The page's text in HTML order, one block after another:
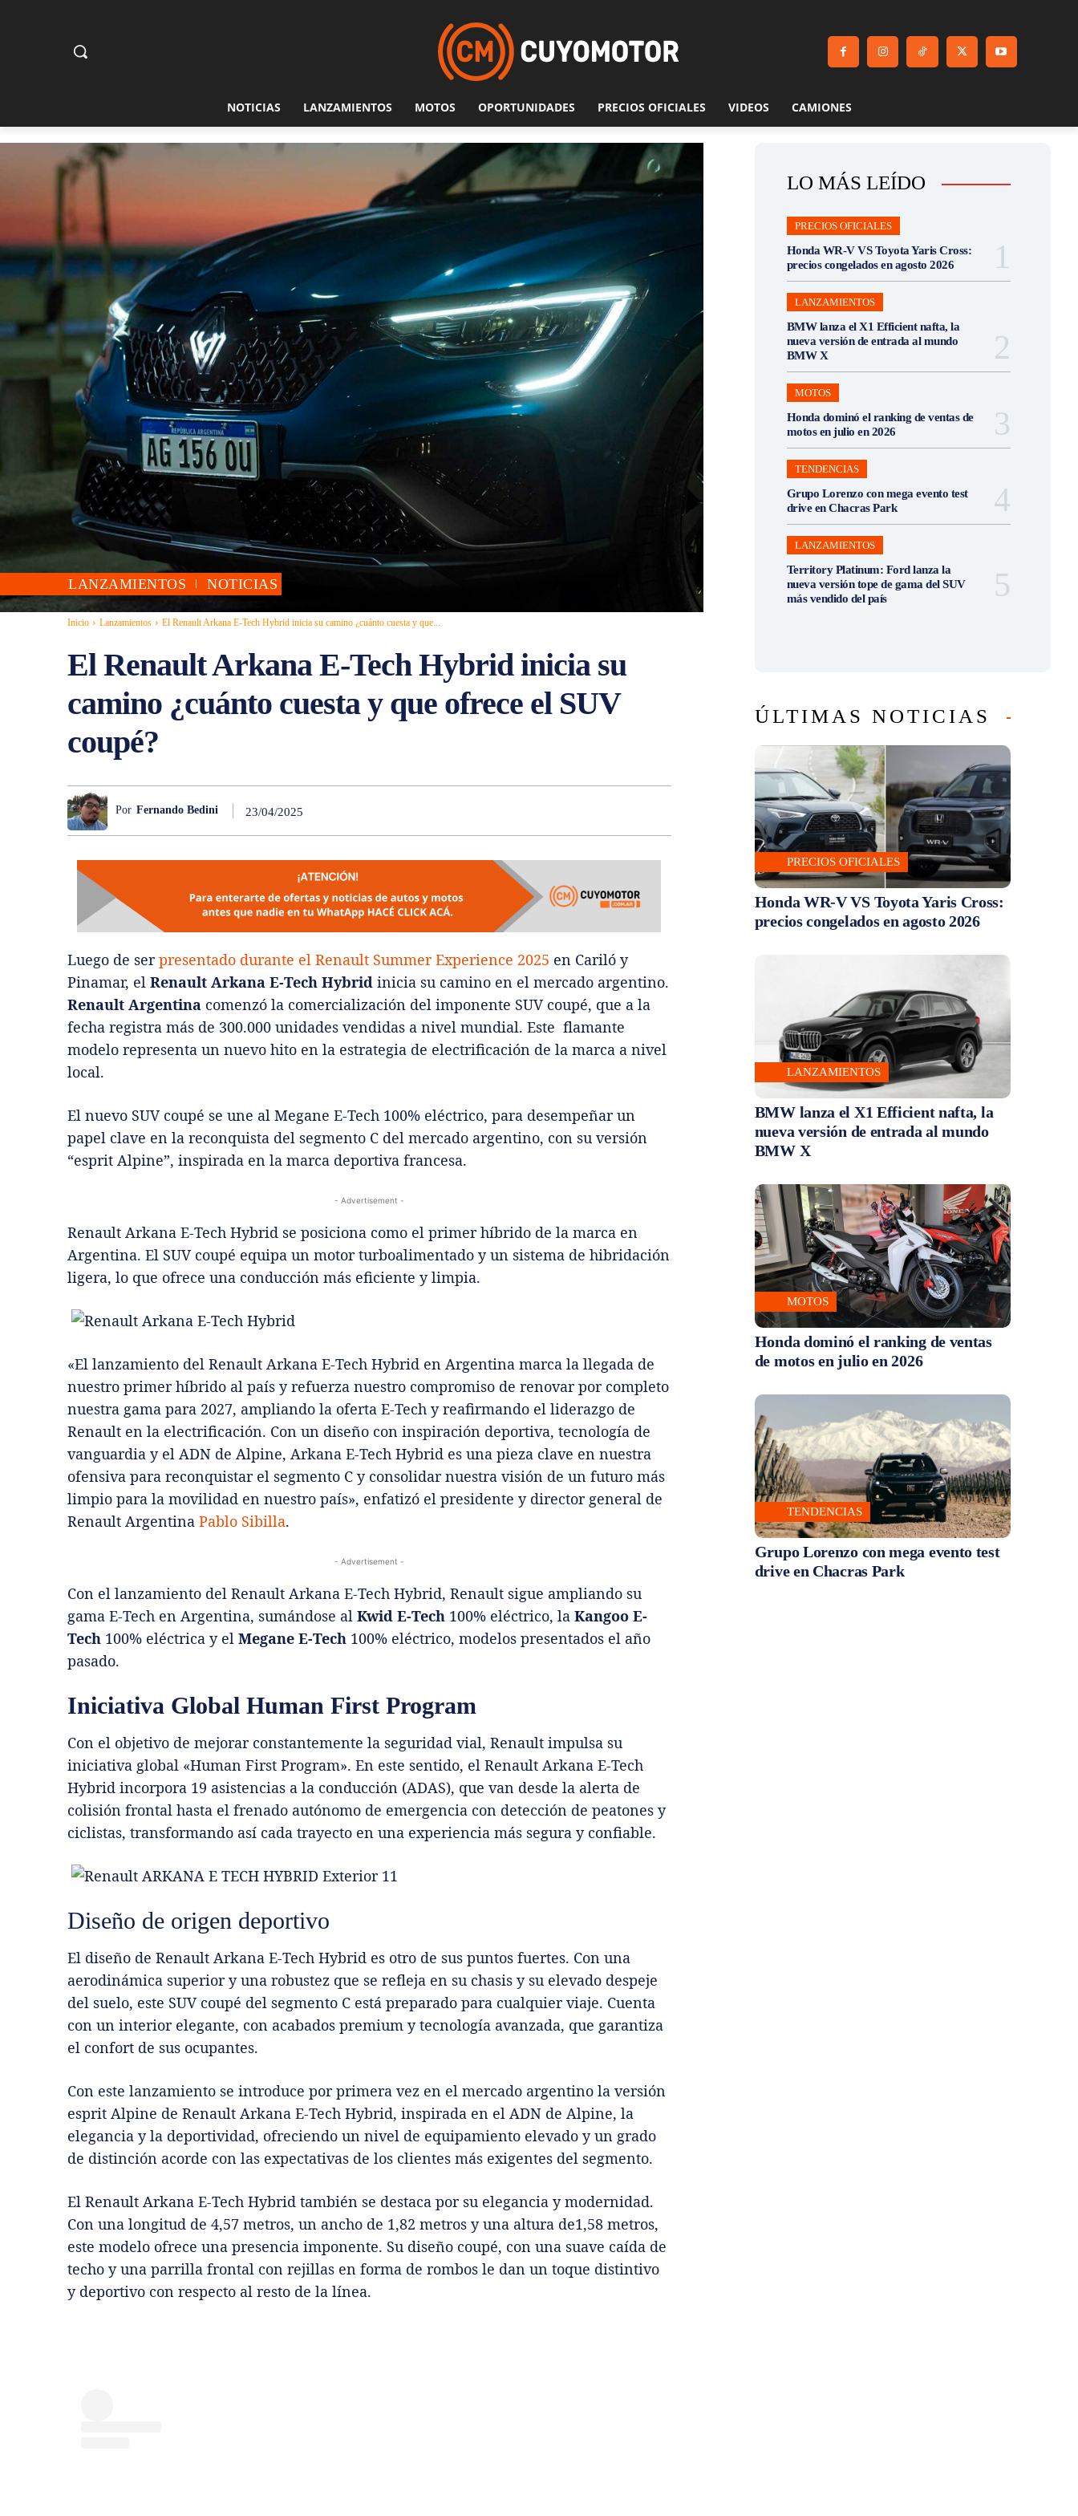
NOTICIAS LANZAMIENTOS MOTOS OPORTUNIDADES PRECIOS OFICIALES VIDEOS CAMIONES
LANZAMIENTOS NOTICIAS
Inicio Lanzamientos El Renault Arkana E-Tech Hybrid inicia su camino ¿cuánto cuesta y que...
El Renault Arkana E-Tech Hybrid inicia su
camino ¿cuánto cuesta y que ofrece el SUV
coupé?
Por Fernando Bedini 23/04/2025
Luego de serpresentado durante el Renault Summer Experience 2025 en Cariló y
Pinamar, el Renault Arkana E-Tech Hybrid inicia su camino en el mercado argentino.
Renault Argentina comenzó la comercialización del imponente SUV coupé, que a la
fecha registra más de 300.000 unidades vendidas a nivel mundial. Este flamante
modelo representa un nuevo hito en la estrategia de electrificación de la marca a nivel
local.
El nuevo SUV coupé se une al Megane E-Tech 100% eléctrico, para desempeñar un
papel clave en la reconquista del segmento C del mercado argentino, con su versión
“esprit Alpine”, inspirada en la marca deportiva francesa.
- Advertisement -
Renault Arkana E-Tech Hybrid se posiciona como el primer híbrido de la marca en
Argentina. El SUV coupé equipa un motor turboalimentado y un sistema de hibridación
ligera, lo que ofrece una conducción más eficiente y limpia.
«El lanzamiento del Renault Arkana E-Tech Hybrid en Argentina marca la llegada de
nuestro primer híbrido al país y refuerza nuestro compromiso de renovar por completo
nuestra gama para 2027, ampliando la oferta E-Tech y reafirmando el liderazgo de
Renault en la electrificación. Con un diseño con inspiración deportiva, tecnología de
vanguardia y el ADN de Alpine, Arkana E-Tech Hybrid es una pieza clave en nuestra
ofensiva para reconquistar el segmento C y consolidar nuestra visión de un futuro más
limpio para la movilidad en nuestro país», enfatizó el presidente y director general de
Renault Argentina Pablo Sibilla.
- Advertisement -
Con el lanzamiento del Renault Arkana E-Tech Hybrid, Renault sigue ampliando su
gama E-Tech en Argentina, sumándose al Kwid E-Tech 100% eléctrico, la Kangoo E-
Tech 100% eléctrica y el Megane E-Tech 100% eléctrico, modelos presentados el año
pasado.
Iniciativa Global Human First Program
Con el objetivo de mejorar constantemente la seguridad vial, Renault impulsa su
iniciativa global «Human First Program». En este sentido, el Renault Arkana E-Tech
Hybrid incorpora 19 asistencias a la conducción (ADAS), que van desde la alerta de
colisión frontal hasta el frenado autónomo de emergencia con detección de peatones y
ciclistas, transformando así cada trayecto en una experiencia más segura y confiable.
Diseño de origen deportivo
El diseño de Renault Arkana E-Tech Hybrid es otro de sus puntos fuertes. Con una
aerodinámica superior y una robustez que se refleja en su chasis y su elevado despeje
del suelo, este SUV coupé del segmento C está preparado para cualquier viaje. Cuenta
con un interior elegante, con acabados premium y tecnología avanzada, que garantiza
el confort de sus ocupantes.
Con este lanzamiento se introduce por primera vez en el mercado argentino la versión
esprit Alpine de Renault Arkana E-Tech Hybrid, inspirada en el ADN de Alpine, la
elegancia y la deportividad, ofreciendo un nivel de equipamiento elevado y un grado
de distinción acorde con las expectativas de los clientes más exigentes del segmento.
El Renault Arkana E-Tech Hybrid también se destaca por su elegancia y modernidad.
Con una longitud de 4,57 metros, un ancho de 1,82 metros y una altura de1,58 metros,
este modelo ofrece una presencia imponente. Su diseño coupé, con una suave caída de
techo y una parrilla frontal con rejillas en forma de rombos le dan un toque distintivo
y deportivo con respecto al resto de la línea.
LO MÁS LEÍDO
PRECIOS OFICIALES
Honda WR-V VS Toyota Yaris Cross:
precios congelados en agosto 2026
LANZAMIENTOS
BMW lanza el X1 Efficient nafta, la
nueva versión de entrada al mundo
BMW X
MOTOS
Honda dominó el ranking de ventas de
motos en julio en 2026
TENDENCIAS
Grupo Lorenzo con mega evento test
drive en Chacras Park
LANZAMIENTOS
Territory Platinum: Ford lanza la
nueva versión tope de gama del SUV
más vendido del país
ÚLTIMAS NOTICIAS
PRECIOS OFICIALES
Honda WR-V VS Toyota Yaris Cross:
precios congelados en agosto 2026
LANZAMIENTOS
BMW lanza el X1 Efficient nafta, la
nueva versión de entrada al mundo
BMW X
MOTOS
Honda dominó el ranking de ventas
de motos en julio en 2026
TENDENCIAS
Grupo Lorenzo con mega evento test
drive en Chacras Park